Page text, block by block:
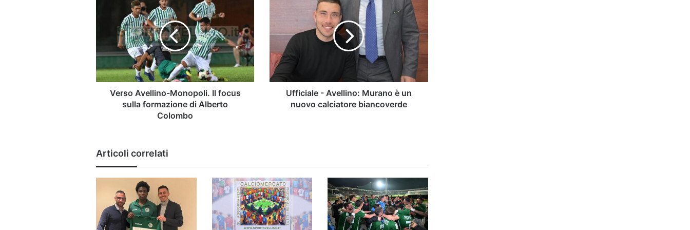
Monopoli.
formazione
di
Alberto
Colombo
Verso Avellino-Monopoli. Il focus
sulla formazione di Alberto
Colombo
è
nuovo
calciatore
biancoverde
Ufficiale - Avellino: Murano è un
nuovo calciatore biancoverde
Articoli correlati